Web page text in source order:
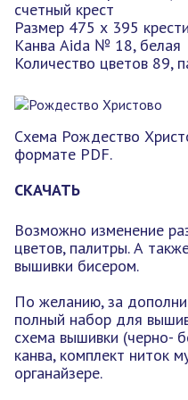
счетный крест
Размер 475 х 395
Канва Aida № 18, белая
Количество цветов 89,
Схема Рождество
формате PDF.
СКАЧАТЬ
Возможно изменение
цветов, палитры. А
вышивки бисером.
По желанию, за
полный набор для
схема вышивки (черно-
канва, комплект ниток
органайзере.